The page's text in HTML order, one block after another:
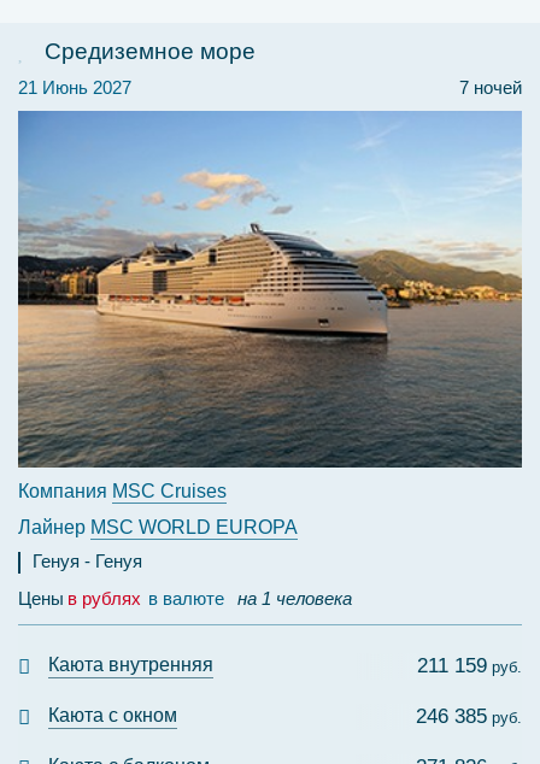
Средиземное море
7 ночей
21 Июнь 2027
Компания MSC Cruises
Лайнер MSC WORLD EUROPA
Генуя
Генуя
Цены в рублях в валюте на 1 человека
Каюта внутренняя 211 159 руб.
Каюта с окном 246 385 руб.